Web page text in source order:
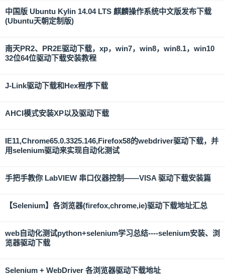
中国版 Ubuntu Kylin 14.04 LTS 麒麟操作系统中文版发布下载
(Ubuntu天朝定制版)
南天PR2、PR2E驱动下载，xp，win7，win8，win8.1，win10
32位64位驱动下载安装教程
J-Link驱动下载和Hex程序下载
AHCI模式安装XP以及驱动下载
IE11,Chrome65.0.3325.146,Firefox58的webdriver驱动下载，并
用selenium驱动来实现自动化测试
手把手教你 LabVIEW 串口仪器控制——VISA 驱动下载安装篇
【Selenium】各浏览器(firefox,chrome,ie)驱动下载地址汇总
web自动化测试python+selenium学习总结----selenium安装、浏
览器驱动下载
Selenium + WebDriver 各浏览器驱动下载地址